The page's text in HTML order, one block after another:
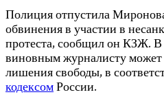
Полиция отпустила
обвинения в участии в
протеста, сообщил он КЗЖ. В
виновным журналисту может
лишения свободы, в
кодексомРоссии.